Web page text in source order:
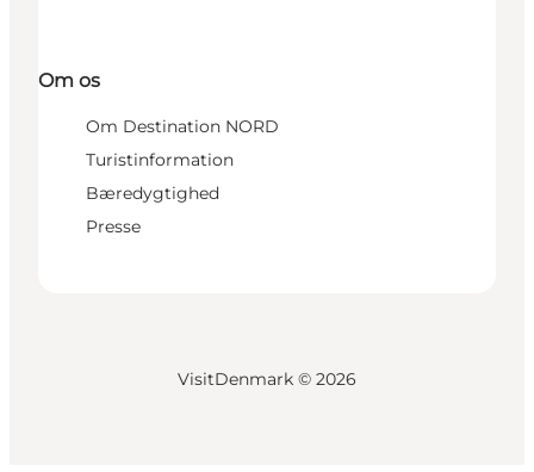
Om os
Om Destination NORD
Turistinformation
Bæredygtighed
Presse
VisitDenmark © 2026